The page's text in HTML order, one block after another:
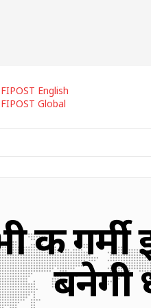
English
Global
की
बनेगी